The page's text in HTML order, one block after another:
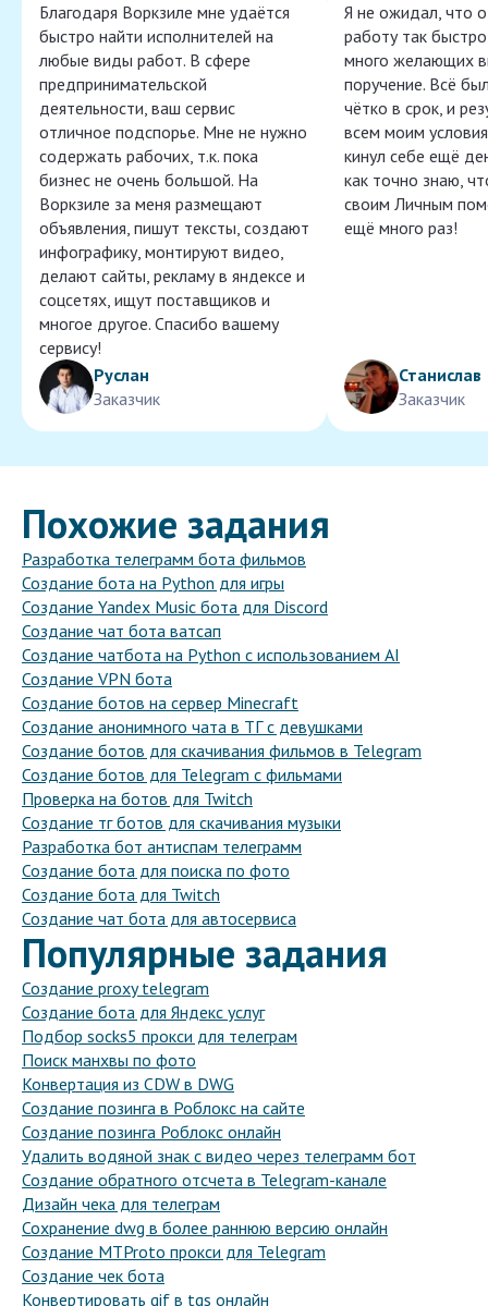
Благодаря Воркзиле мне удаётся
быстро найти исполнителей на
любые виды работ. В сфере
предпринимательской
деятельности, ваш сервис
отличное подспорье. Мне не нужно
содержать рабочих, т.к. пока
бизнес не очень большой. На
Воркзиле за меня размещают
объявления, пишут тексты, создают
инфографику, монтируют видео,
делают сайты, рекламу в яндексе и
соцсетях, ищут поставщиков и
многое другое. Спасибо вашему
сервису!
Руслан
Заказчик
Я не ожидал, что
работу так
много желающих
поручение. Всё
чётко в срок, и
всем моим
кинул себе ещё
как точно знаю,
своим Личным
ещё много раз!
Станислав
Заказчик
Похожие задания
Разработка телеграмм бота фильмов
Создание бота на Python для игры
Создание Yandex Music бота для Discord
Создание чат бота ватсап
Создание чатбота на Python с использованием AI
Создание VPN бота
Создание ботов на сервер Minecraft
Создание анонимного чата в ТГ с девушками
Создание ботов для скачивания фильмов в Telegram
Создание ботов для Telegram с фильмами
Проверка на ботов для Twitch
Создание тг ботов для скачивания музыки
Разработка бот антиспам телеграмм
Создание бота для поиска по фото
Создание бота для Twitch
Создание чат бота для автосервиса
Популярные задания
Создание proxy telegram
Создание бота для Яндекс услуг
Подбор socks5 прокси для телеграм
Поиск манхвы по фото
Конвертация из CDW в DWG
Создание позинга в Роблокс на сайте
Создание позинга Роблокс онлайн
Удалить водяной знак с видео через телеграмм бот
Создание обратного отсчета в Telegram-канале
Дизайн чека для телеграм
Сохранение dwg в более раннюю версию онлайн
Создание MTProto прокси для Telegram
Создание чек бота
Конвертировать gif в tgs онлайн